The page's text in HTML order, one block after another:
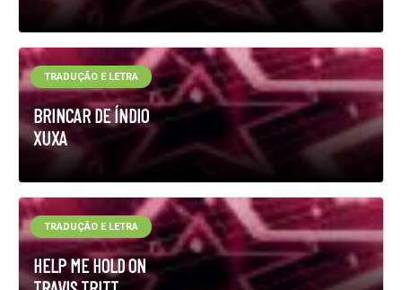
BRINCAR DE ÍNDIO
XUXA
TRADUÇÃO E LETRA
HELP ME HOLD ON
TRADUÇÃO E LETRA